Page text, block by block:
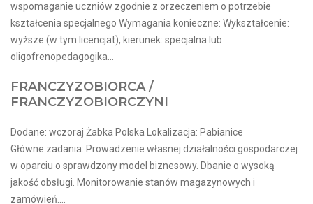
wspomaganie uczniów zgodnie z orzeczeniem o potrzebie
kształcenia specjalnego Wymagania konieczne: Wykształcenie:
wyższe (w tym licencjat), kierunek: specjalna lub
oligofrenopedagogika...
FRANCZYZOBIORCA /
FRANCZYZOBIORCZYNI
Dodane: wczoraj Żabka Polska Lokalizacja: Pabianice
Główne zadania: Prowadzenie własnej działalności gospodarczej
w oparciu o sprawdzony model biznesowy. Dbanie o wysoką
jakość obsługi. Monitorowanie stanów magazynowych i
zamówień....